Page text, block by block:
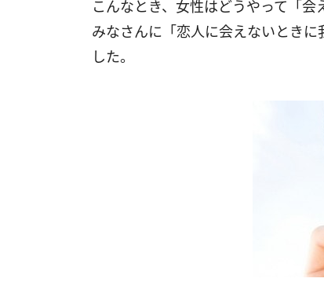
こんなとき、女性はどうやって「
みなさんに「恋人に会えないとき
した。